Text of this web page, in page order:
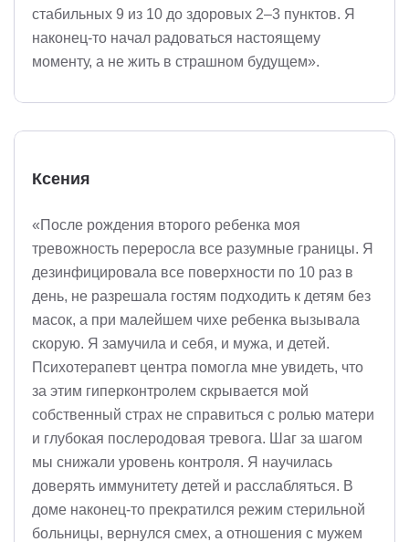
стабильных 9 из 10 до здоровых 2–3 пунктов. Я
наконец-то начал радоваться настоящему
моменту, а не жить в страшном будущем».
Ксения
«После рождения второго ребенка моя
тревожность переросла все разумные границы. Я
дезинфицировала все поверхности по 10 раз в
день, не разрешала гостям подходить к детям без
масок, а при малейшем чихе ребенка вызывала
скорую. Я замучила и себя, и мужа, и детей.
Психотерапевт центра помогла мне увидеть, что
за этим гиперконтролем скрывается мой
собственный страх не справиться с ролью матери
и глубокая послеродовая тревога. Шаг за шагом
мы снижали уровень контроля. Я научилась
доверять иммунитету детей и расслабляться. В
доме наконец-то прекратился режим стерильной
больницы, вернулся смех, а отношения с мужем